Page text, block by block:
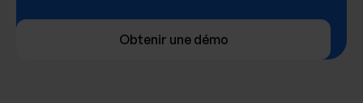
Obtenir une démo